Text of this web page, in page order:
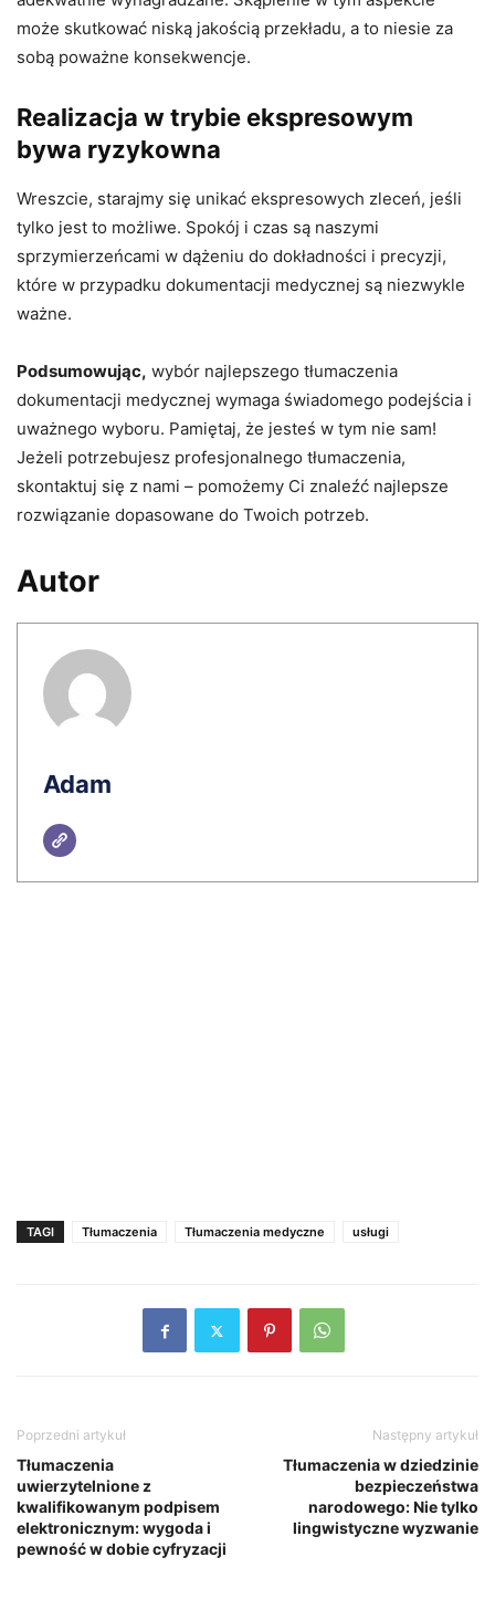
może skutkować niską jakością przekładu, a to niesie za
sobą poważne konsekwencje.
Realizacja w trybie ekspresowym
bywa ryzykowna
Wreszcie, starajmy się unikać ekspresowych zleceń, jeśli
tylko jest to możliwe. Spokój i czas są naszymi
sprzymierzeńcami w dążeniu do dokładności i precyzji,
które w przypadku dokumentacji medycznej są niezwykle
ważne.
Podsumowując, wybór najlepszego tłumaczenia
dokumentacji medycznej wymaga świadomego podejścia i
uważnego wyboru. Pamiętaj, że jesteś w tym nie sam!
Jeżeli potrzebujesz profesjonalnego tłumaczenia,
skontaktuj się z nami – pomożemy Ci znaleźć najlepsze
rozwiązanie dopasowane do Twoich potrzeb.
Autor
Adam
TAGI Tłumaczenia Tłumaczenia medyczne usługi
Poprzedni artykuł
Tłumaczenia
uwierzytelnione z
kwalifikowanym podpisem
elektronicznym: wygoda i
pewność w dobie cyfryzacji
Następny artykuł
Tłumaczenia w dziedzinie
bezpieczeństwa
narodowego: Nie tylko
lingwistyczne wyzwanie